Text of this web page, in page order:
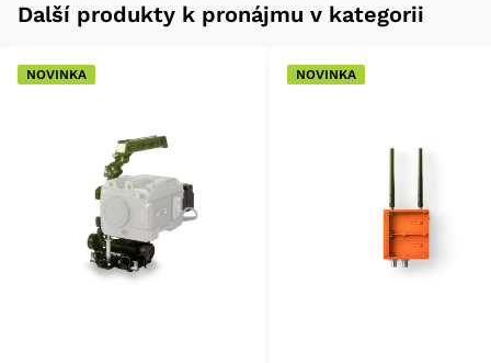
Další produkty k pronájmu v kategorii
NOVINKA NOVINKA